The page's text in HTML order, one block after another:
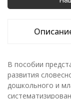
В пособии
развития
дошкольного и